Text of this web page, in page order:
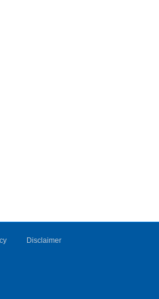
Disclaimer